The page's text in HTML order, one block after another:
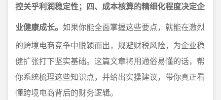
控关乎利润稳定性；四、成本核算的精细化程度决定企
业健康成长。 如果你能全面掌握这些要点，就能在激烈
的跨境电商竞争中脱颖而出，规避财税风险，为企业稳
健扩张打下坚实基础。这篇文章将用通俗易懂的话，帮
你系统梳理这些知识点，并给出实操建议，带你真正看
懂跨境电商背后的财务逻辑。